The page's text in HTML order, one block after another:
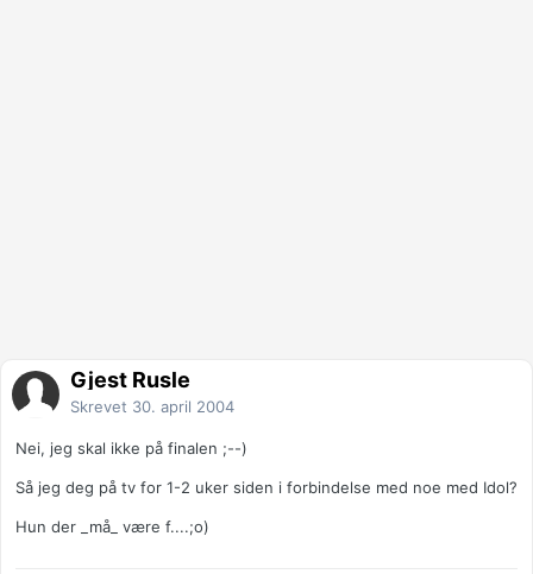
Gjest Rusle
Skrevet 30. april 2004
Nei, jeg skal ikke på finalen ;--)
Så jeg deg på tv for 1-2 uker siden i forbindelse med noe med Idol?
Hun der _må_ være f....;o)